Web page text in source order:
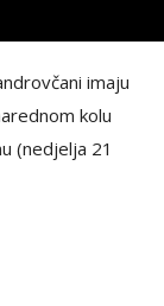
imaju
kolu
(nedjelja 21